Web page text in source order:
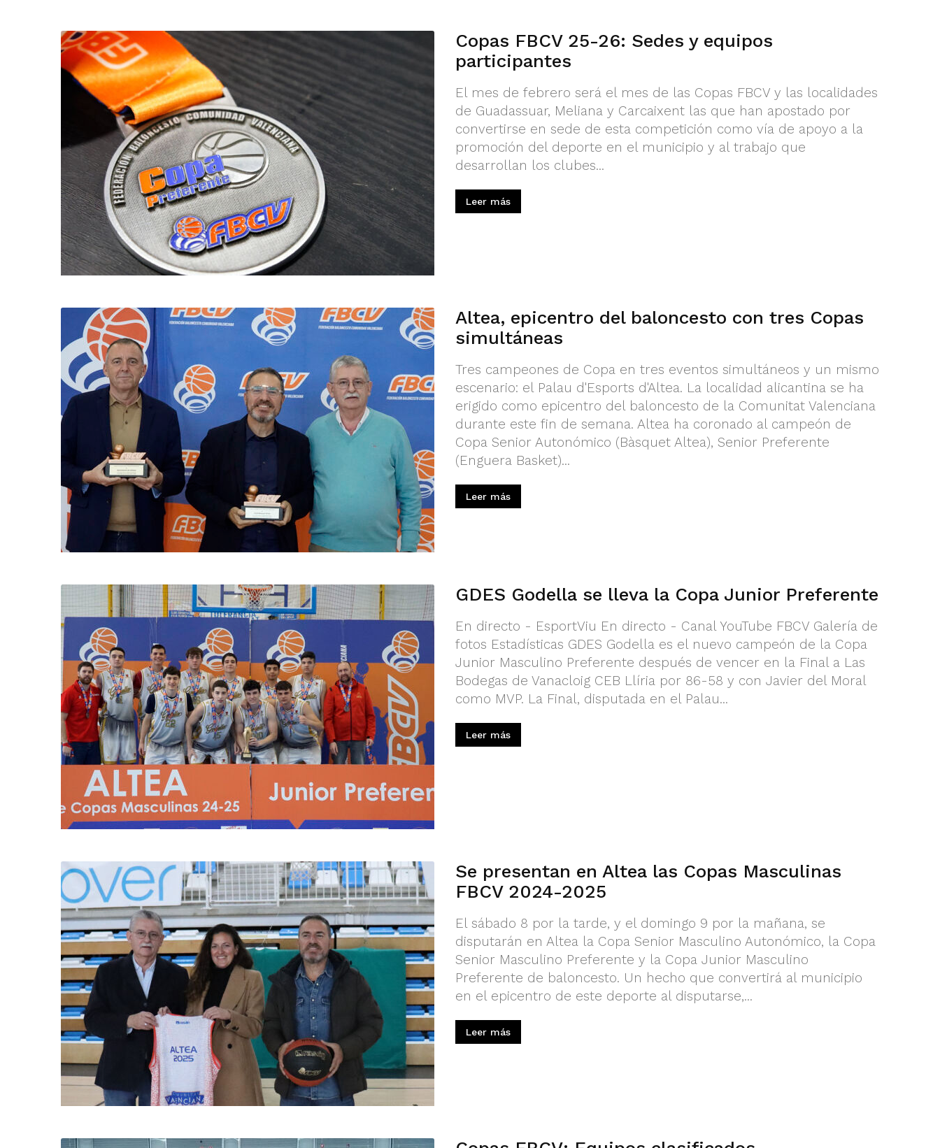
Copas FBCV 25-26: Sedes y equipos
participantes
El mes de febrero será el mes de las Copas FBCV y las localidades
de Guadassuar, Meliana y Carcaixent las que han apostado por
convertirse en sede de esta competición como vía de apoyo a la
promoción del deporte en el municipio y al trabajo que
desarrollan los clubes...
Leer más
Altea, epicentro del baloncesto con tres Copas
simultáneas
Tres campeones de Copa en tres eventos simultáneos y un mismo
escenario: el Palau d'Esports d'Altea. La localidad alicantina se ha
erigido como epicentro del baloncesto de la Comunitat Valenciana
durante este fin de semana. Altea ha coronado al campeón de
Copa Senior Autonómico (Bàsquet Altea), Senior Preferente
(Enguera Basket)...
Leer más
GDES Godella se lleva la Copa Junior Preferente
En directo - EsportViu En directo - Canal YouTube FBCV Galería de
fotos Estadísticas GDES Godella es el nuevo campeón de la Copa
Junior Masculino Preferente después de vencer en la Final a Las
Bodegas de Vanacloig CEB Llíria por 86-58 y con Javier del Moral
como MVP. La Final, disputada en el Palau...
Leer más
Se presentan en Altea las Copas Masculinas
FBCV 2024-2025
El sábado 8 por la tarde, y el domingo 9 por la mañana, se
disputarán en Altea la Copa Senior Masculino Autonómico, la Copa
Senior Masculino Preferente y la Copa Junior Masculino
Preferente de baloncesto. Un hecho que convertirá al municipio
en el epicentro de este deporte al disputarse,...
Leer más